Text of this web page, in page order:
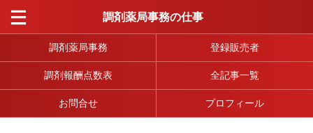
調剤薬局事務の仕事
調剤薬局事務 登録販売者
調剤報酬点数表 全記事一覧
お問合せ プロフィール